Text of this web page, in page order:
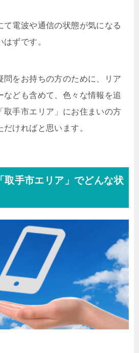
て電波や通信の状態が気になる
ずです。
問をお持ちの方のために、リア
なども含めて、色々な情報を追
取手市エリア」にお住まいの方
ければと思います。
取手市エリア」でどんな状